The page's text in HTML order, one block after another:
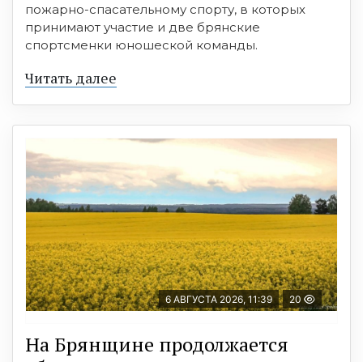
пожарно-спасательному спорту, в которых
принимают участие и две брянские
спортсменки юношеской команды.
Читать далее
6 АВГУСТА 2026, 11:39 20
На Брянщине продолжается